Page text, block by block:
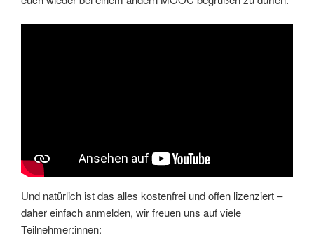
Und natürlich ist das alles kostenfrei und offen lizenziert –
daher einfach anmelden, wir freuen uns auf viele
Teilnehmer:innen: